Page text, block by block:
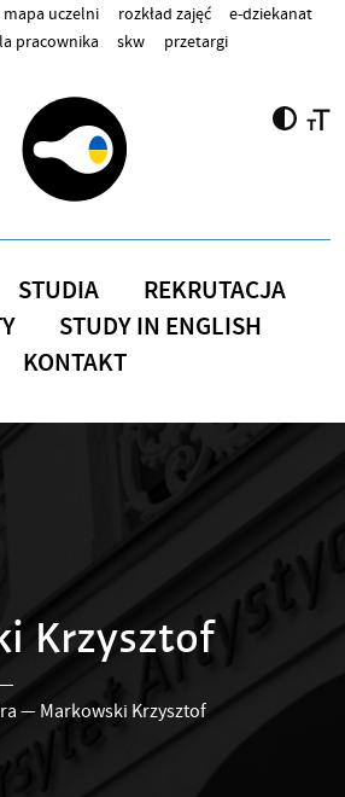
mapa uczelni rozkład zajęć
e-dziekanat
pracownika skw
przetargi
STUDIA
REKRUTACJA
STUDY IN ENGLISH
KONTAKT
Krzysztof
— Markowski Krzysztof